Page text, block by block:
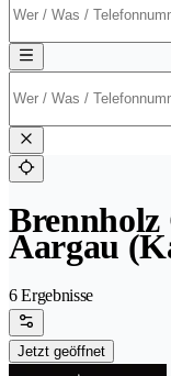
Brennholz
Aargau
6 Ergebnisse
Jetzt geöffnet